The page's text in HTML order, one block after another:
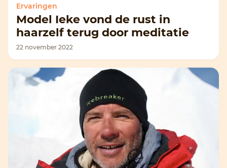
Ervaringen
Model Ieke vond de rust in
haarzelf terug door meditatie
22 november 2022